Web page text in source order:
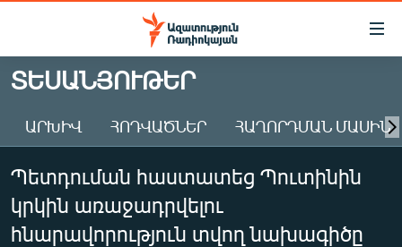
Մատչելիության
Անցնել
հիմնական
Անցնել
հիմնական
մենյուին
Որոնում
ԱԶԱՏՈՒԹՅՈՒՆ TV
ՀԱՅԱՍՏԱՆ
ԸՆՏՐՈՒԹՅՈՒՆՆԵՐ 2026
ԻՐԱՎՈՒՆՔ
ՏԵՍԱՆՅՈՒԹԵՐ
ԱՐԽԻՎ ՀՈԴՎԱԾՆԵՐ ՀԱՂՈՐԴՄԱՆ ՄԱՍԻՆ
Պետդուման հաստատեց Պուտինին
կրկին առաջադրվելու
հնարավորություն տվող նախագիծը